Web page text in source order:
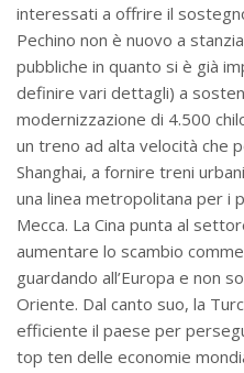
interessati a offrire il
Pechino non è nuovo a
pubbliche in quanto si è già
definire vari dettagli) a
modernizzazione di 4.500
un treno ad alta velocità che
Shanghai, a fornire treni
una linea metropolitana per i
Mecca. La Cina punta al
aumentare lo scambio
guardando all’Europa e non
Oriente. Dal canto suo, la
efficiente il paese per
top ten delle economie